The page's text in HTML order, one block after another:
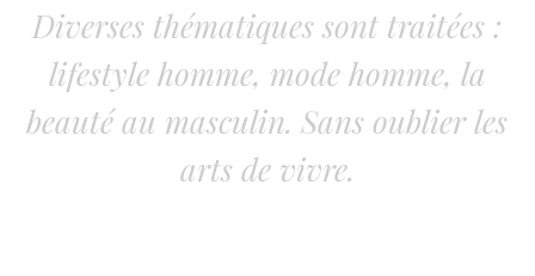
Diverses thématiques sont traitées :
lifestyle homme, mode homme, la
beauté au masculin. Sans oublier les
arts de vivre.